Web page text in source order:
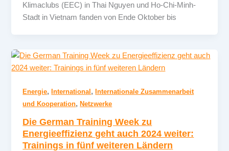
Klimaclubs (EEC) in Thai Nguyen und Ho-Chi-Minh-
Stadt in Vietnam fanden von Ende Oktober bis
Energie, International , Internationale Zusammenarbeit
und Kooperation,Netzwerke
Die German Training Week zu
Energieeffizienz geht auch 2024 weiter:
Trainings in fünf weiteren Ländern